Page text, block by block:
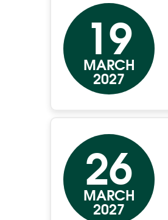
19
MARCH
2027
26
MARCH
2027